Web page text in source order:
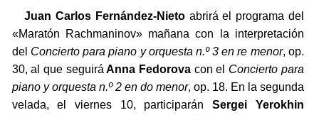
Juan Carlos Fernández-Nietoabrirá el programa del
«Maratón Rachmaninov» mañana con la interpretación
del Concierto para piano y orquesta n.º 3 en re menor, op.
30, al que seguirá Anna Fedorova con el Concierto para
piano y orquesta n.º 2 en do menor, op. 18. En la segunda
velada, el viernes 10, participaránSergei Yerokhin